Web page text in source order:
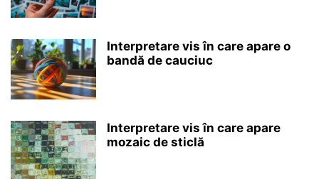
Interpretare vis în care apare o
bandă de cauciuc
Interpretare vis în care apare
mozaic de sticlă